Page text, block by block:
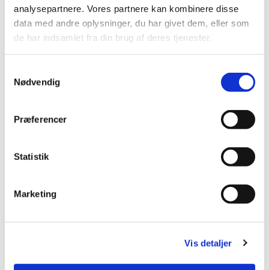
analysepartnere. Vores partnere kan kombinere disse
data med andre oplysninger, du har givet dem, eller som
de har indsamlet fra din brug af deres tjenester.
Nødvendig
Præferencer
Statistik
Marketing
Vis detaljer